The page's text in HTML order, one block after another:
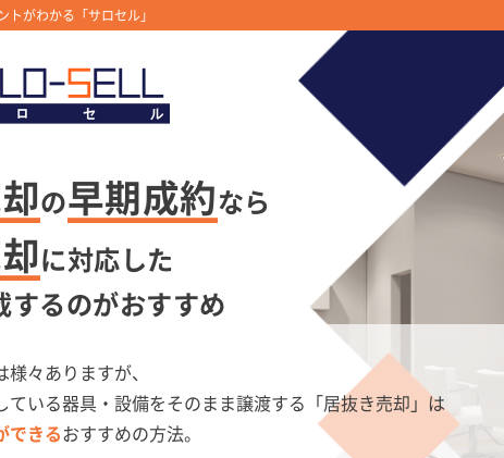
トがわかる「サロセル」
の早期成約なら
に対応した
するのがおすすめ
々ありますが、
ている器具・設備をそのまま譲渡する「居抜き売却」は
できるおすすめの方法。